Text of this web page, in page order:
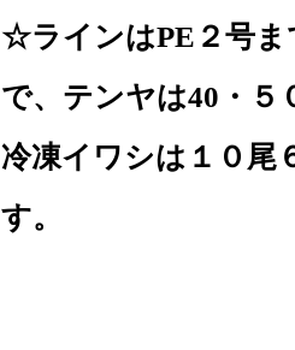
☆ラインはPE２号ま
で、テンヤは40・５
冷凍イワシは１０尾
す。